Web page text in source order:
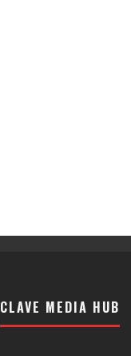
CLAVE MEDIA HUB